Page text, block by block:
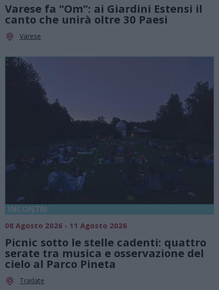
Varese fa “Om”: ai Giardini Estensi il
canto che unirà oltre 30 Paesi
Varese
INCONTRI
08 Agosto 2026 - 11 Agosto 2026
Picnic sotto le stelle cadenti: quattro
serate tra musica e osservazione del
cielo al Parco Pineta
Tradate